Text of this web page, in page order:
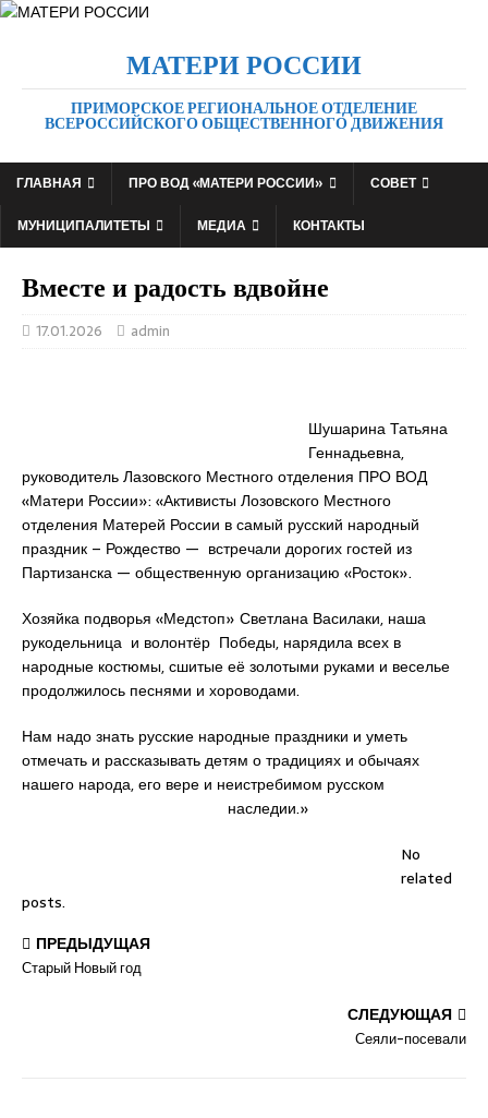
МАТЕРИ РОССИИ
ПРИМОРСКОЕ РЕГИОНАЛЬНОЕ ОТДЕЛЕНИЕ
ВСЕРОССИЙСКОГО ОБЩЕСТВЕННОГО ДВИЖЕНИЯ
ГЛАВНАЯ ПРО ВОД «МАТЕРИ РОССИИ»
СОВЕТ
МУНИЦИПАЛИТЕТЫ
МЕДИА КОНТАКТЫ
Вместе и радость вдвойне
17.01.2026 admin
Шушарина Татьяна
Геннадьевна,
руководитель Лазовского Местного отделения ПРО ВОД
«Матери России»: «Активисты Лозовского Местного
отделения Матерей России в самый русский народный
праздник – Рождество — встречали дорогих гостей из
Партизанска — общественную организацию «Росток».
Хозяйка подворья «Медстоп» Светлана Василаки, наша
рукодельница и волонтёр Победы, нарядила всех в
народные костюмы, сшитые её золотыми руками и веселье
продолжилось песнями и хороводами.
Нам надо знать русские народные праздники и уметь
отмечать и рассказывать детям о традициях и обычаях
нашего народа, его вере и неистребимом русском
наследии.»
No
related
posts.
ПРЕДЫДУЩАЯ
Старый Новый год
СЛЕДУЮЩАЯ
Сеяли-посевали